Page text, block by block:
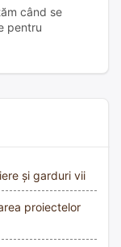
când se
pentru
și garduri vii
proiectelor